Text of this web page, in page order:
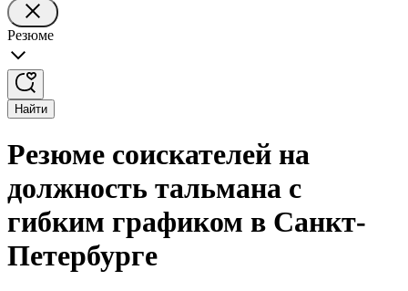
Резюме
Найти
Резюме соискателей на
должность тальмана с
гибким графиком в Санкт-
Петербурге